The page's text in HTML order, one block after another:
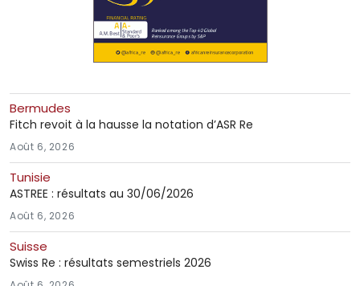
Bermudes
Fitch revoit à la hausse la notation d’ASR Re
Août 6, 2026
Tunisie
ASTREE : résultats au 30/06/2026
Août 6, 2026
Suisse
Swiss Re : résultats semestriels 2026